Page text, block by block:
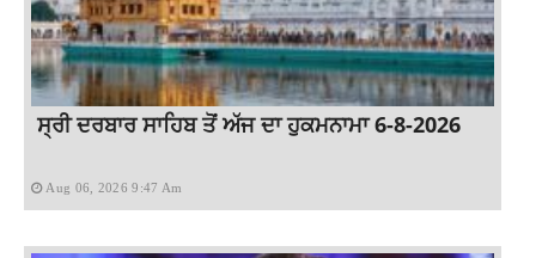
ਸ੍ਰੀ ਦਰਬਾਰ ਸਾਹਿਬ ਤੋਂ ਅੱਜ ਦਾ ਹੁਕਮਨਾਮਾ 6-8-2026
Aug 06, 2026 9:47 Am